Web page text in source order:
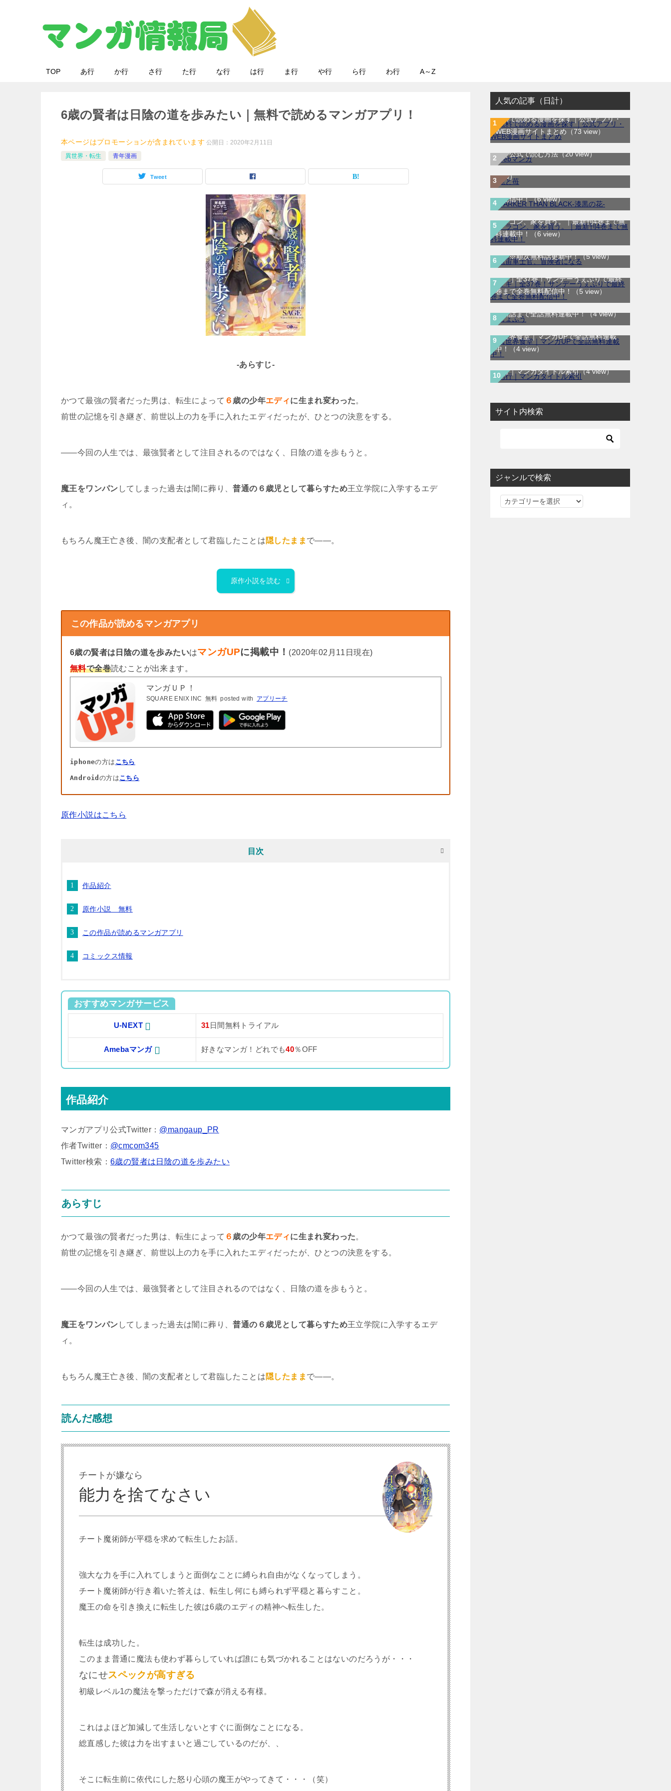
TOP あ行 か行 さ行 た行 な行 は行 ま行 や行 ら行 わ行 A～Z
6歳の賢者は日陰の道を歩みたい｜無料で読めるマンガアプリ！
本ページはプロモーションが含まれています 公開日：2020年2月11日
異世界・転生
青年漫画
Tweet
-あらすじ-
かつて最強の賢者だった男は、転生によって ６ 歳の少年エディに生まれ変わった。
前世の記憶を引き継ぎ、前世以上の力を手に入れたエディだったが、ひとつの決意をする。
――今回の人生では、最強賢者として注目されるのではなく、日陰の道を歩もうと。
魔王をワンパン してしまった過去は闇に葬り、普通の６歳児として暮らすため王立学院に入学するエデ
ィ。
もちろん魔王亡き後、闇の支配者として君臨したことは隠したまま で――。
原作小説を読む
この作品が読めるマンガアプリ
6歳の賢者は日陰の道を歩みたいはマンガUPに掲載中！ (2020年02月11日現在)
無料で全巻読むことが出来ます。
マンガＵＰ！
SQUARE ENIX INC 無料 posted with アプリーチ
iphoneの方は こちら
Android の方はこちら
原作小説はこちら
目次
作品紹介
原作小説 無料
この作品が読めるマンガアプリ
コミックス情報
おすすめマンガサービス
U-NEXT 31日間無料トライアル
Amebaマンガ 好きなマンガ！どれでも40％OFF
作品紹介
マンガアプリ公式Twitter： @mangaup_PR
作者Twitter： @cmcom345
Twitter検索： 6歳の賢者は日陰の道を歩みたい
あらすじ
かつて最強の賢者だった男は、転生によって ６ 歳の少年エディに生まれ変わった。
前世の記憶を引き継ぎ、前世以上の力を手に入れたエディだったが、ひとつの決意をする。
――今回の人生では、最強賢者として注目されるのではなく、日陰の道を歩もうと。
魔王をワンパン してしまった過去は闇に葬り、普通の６歳児として暮らすため王立学院に入学するエデ
ィ。
もちろん魔王亡き後、闇の支配者として君臨したことは隠したまま で――。
読んだ感想
チートが嫌なら
能力を捨てなさい
チート魔術師が平穏を求めて転生したお話。
強大な力を手に入れてしまうと面倒なことに縛られ自由がなくなってしまう。
チート魔術師が行き着いた答えは、転生し何にも縛られず平穏と暮らすこと。
魔王の命を引き換えに転生した彼は6歳のエディの精神へ転生した。
転生は成功した。
このまま普通に魔法も使わず暮らしていれば誰にも気づかれることはないのだろうが・・・
なにせスペックが高すぎる
初級レベル1の魔法を撃っただけで森が消える有様。
これはよほど加減して生活しないとすぐに面倒なことになる。
総直感した彼は力を出すまいと過ごしているのだが、、
そこに転生前に依代にした怒り心頭の魔王がやってきて・・・（笑）
人気の記事（日計）
無料で読める漫画を探す｜公式アプリ・
WEB漫画サイトまとめ （73 view）
WEB漫画サイト一覧｜ブラウザで無料漫
画を公式で読む方法（20 view）
龍と苺｜最新刊第4巻！全巻無料で読める
公式マンガアプリ＿サンデーうぇぶり（8
view）
DARKER THAN BLACK-漆黒の花-｜全4
巻完結！マンガUP!で最終巻まで全巻無
料配信中！（6 view）
ドラゴン、家を買う。｜最新刊4巻まで無
料連載中！
（6 view）
航宙軍士官、冒険者になる｜最新刊第6
巻！第5巻まで無料で読めるマンガアプ
リ！※順次無料話更新中！（5 view）
マギ｜全37巻！サンデーうぇぶりで最終
巻まで全巻無料配信中！
（5 view）
じょふう｜最新刊第1巻！マンガParkで
最新話まで全話無料連載中！（4 view）
異世界食堂｜マンガUPで全話無料連載
中！
（4 view）
あ行｜マンガタイトル索引（4 view）
サイト内検索
ジャンルで検索
ジ